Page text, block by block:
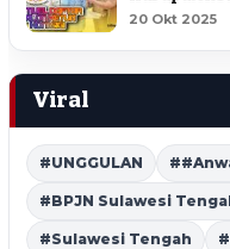
20 Okt 2025
Viral
#UNGGULAN
#BPJN Sulawesi
#Sulawesi Tengah